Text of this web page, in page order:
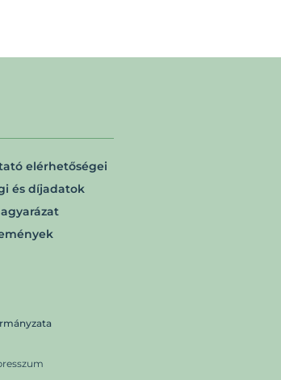
elérhetőségei
és díjadatok